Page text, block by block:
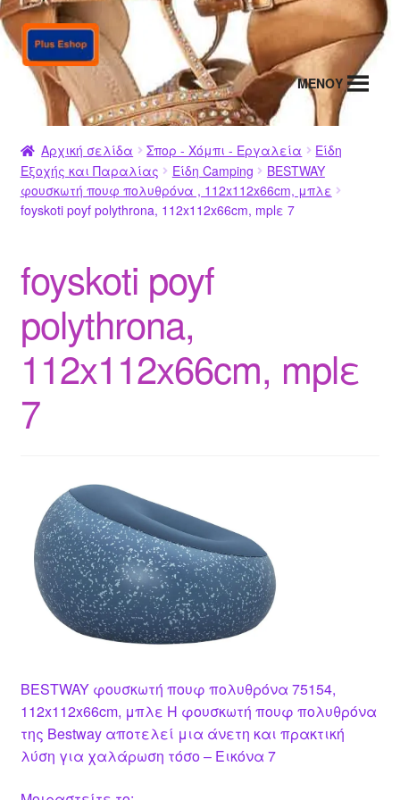
Απευθείας
μετάβαση
στην
πλοήγηση
Μετάβαση
σε
περιεχόμενο
MENΟΥ
Αρχική σελίδα Σπορ - Χόμπι - Εργαλεία
Είδη
Εξοχής και Παραλίας
Είδη Camping
BESTWAY
φουσκωτή πουφ πολυθρόνα , 112x112x66cm, μπλε
foyskoti poyf polythrona, 112x112x66cm, mplε 7
foyskoti poyf
polythrona,
112x112x66cm, mplε
7
BESTWAY φουσκωτή πουφ πολυθρόνα 75154,
112x112x66cm, μπλε Η φουσκωτή πουφ πολυθρόνα
της Bestway αποτελεί μια άνετη και πρακτική
λύση για χαλάρωση τόσο – Εικόνα 7